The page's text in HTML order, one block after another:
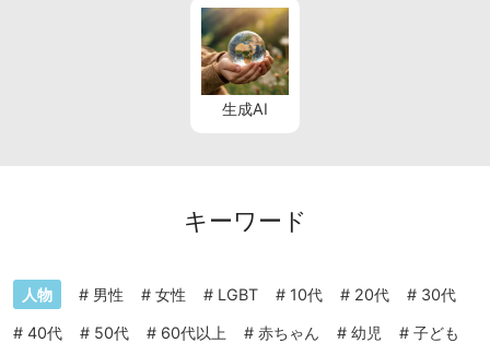
生成AI
キーワード
人物 # 男性 # 女性 # LGBT # 10代 # 20代 # 30代
# 40代 # 50代 # 60代以上 # 赤ちゃん # 幼児 # 子ども